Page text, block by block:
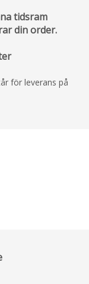
tidsram
din order.
för leverans på